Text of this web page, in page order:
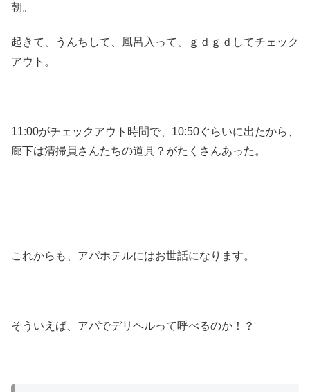
朝。
起きて、うんちして、風呂入って、ｇｄｇｄしてチェック
アウト。
11:00がチェックアウト時間で、10:50ぐらいに出たから、
廊下は清掃員さんたちの道具？がたくさんあった。
これからも、アパホテルにはお世話になります。
そういえば、アパでデリヘルって呼べるのか！？